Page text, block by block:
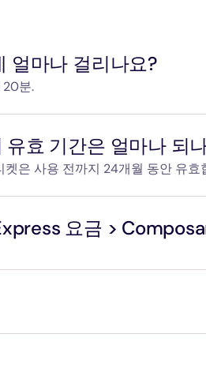
얼마나 걸리나요?
20분.
다.
유효 기간은 얼마나 되
켓은 사용 전까지 24개월 동안 유효
향으로 귀환할 수 있습니다.
요금 >